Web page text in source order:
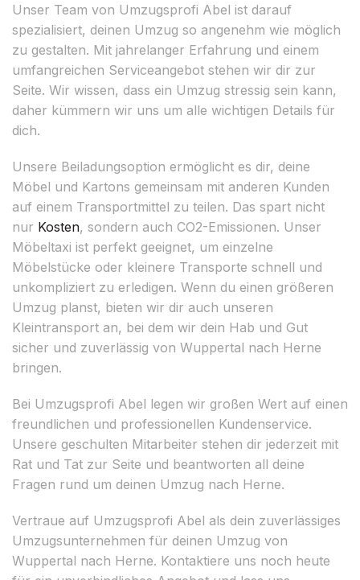
Unser Team von Umzugsprofi Abel ist darauf
spezialisiert, deinen Umzug so angenehm wie möglich
zu gestalten. Mit jahrelanger Erfahrung und einem
umfangreichen Serviceangebot stehen wir dir zur
Seite. Wir wissen, dass ein Umzug stressig sein kann,
daher kümmern wir uns um alle wichtigen Details für
dich.
Unsere Beiladungsoption ermöglicht es dir, deine
Möbel und Kartons gemeinsam mit anderen Kunden
auf einem Transportmittel zu teilen. Das spart nicht
nur Kosten, sondern auch CO2-Emissionen. Unser
Möbeltaxi ist perfekt geeignet, um einzelne
Möbelstücke oder kleinere Transporte schnell und
unkompliziert zu erledigen. Wenn du einen größeren
Umzug planst, bieten wir dir auch unseren
Kleintransport an, bei dem wir dein Hab und Gut
sicher und zuverlässig von Wuppertal nach Herne
bringen.
Bei Umzugsprofi Abel legen wir großen Wert auf einen
freundlichen und professionellen Kundenservice.
Unsere geschulten Mitarbeiter stehen dir jederzeit mit
Rat und Tat zur Seite und beantworten all deine
Fragen rund um deinen Umzug nach Herne.
Vertraue auf Umzugsprofi Abel als dein zuverlässiges
Umzugsunternehmen für deinen Umzug von
Wuppertal nach Herne. Kontaktiere uns noch heute